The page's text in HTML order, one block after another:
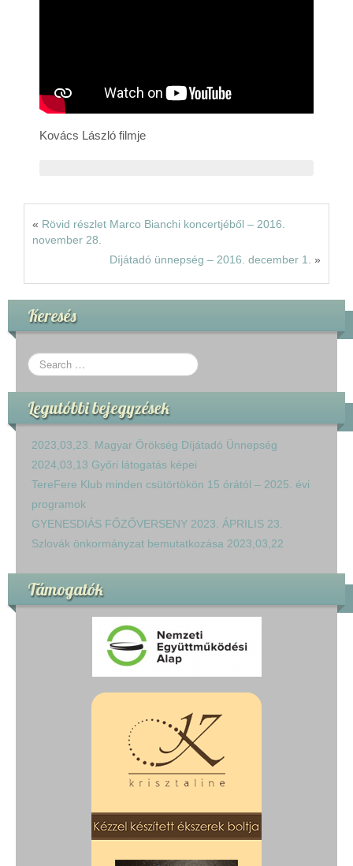
Kovács László filmje
« Rövid részlet Marco Bianchi koncertjéből – 2016.
november 28.
Díjátadó ünnepség – 2016. december 1.
»
Keresés
Legutóbbi bejegyzések
2023,03,23. Magyar Örökség Díjátadó Ünnepség
2024,03,13 Győri látogatás képei
TereFere Klub minden csütörtökön 15 órától – 2025. évi
programok
GYENESDIÁS FŐZŐVERSENY 2023. ÁPRILIS 23.
Szlovák önkormányzat bemutatkozása 2023,03,22
Támogatók